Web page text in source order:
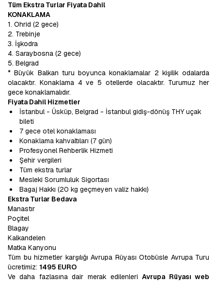
Tüm Ekstra Turlar Fiyata Dahil
KONAKLAMA
1. Ohrid (2 gece)
2. Trebinje
3. İşkodra
4. Saraybosna (2 gece)
5. Belgrad
* Büyük Balkan turu boyunca konaklamalar 2 kişilik odalarda
olacaktır. Konaklama 4 ve 5 otellerde olacaktır. Turumuz her
gece konaklamalıdır.
Fiyata Dahil Hizmetler
İstanbul - Üsküp, Belgrad - İstanbul gidiş-dönüş THY uçak
bileti
7 gece otel konaklaması
Konaklama kahvaltıları (7 gün)
Profesyonel Rehberlik Hizmeti
Şehir vergileri
Tüm ekstra turlar
Mesleki Sorumluluk Sigortası
Bagaj Hakkı (20 kg geçmeyen valiz hakkı)
Ekstra Turlar Bedava
Manastır
Poçitel
Blagay
Kalkandelen
Matka Kanyonu
Tüm bu hizmetler karşılığı Avrupa Rüyası Otobüsle Avrupa Turu
ücretimiz: 1495 EURO
Ve daha fazlasına dair merak edilenleriAvrupa Rüyası web